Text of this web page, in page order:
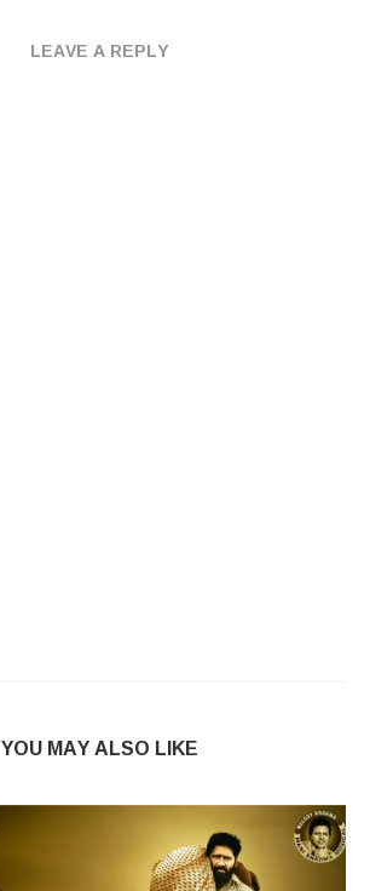
LEAVE A REPLY
YOU MAY ALSO LIKE